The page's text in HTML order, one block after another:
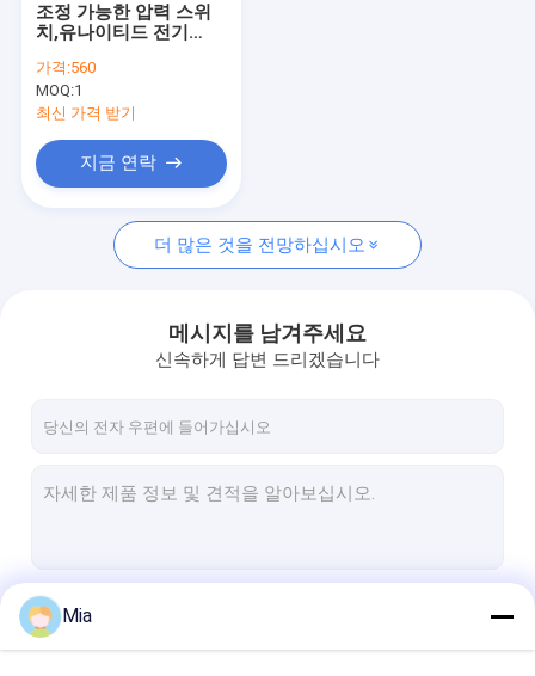
레벨 스위치를 표류시키세요
공압 밸브 포지셔너
온도 감기지 센서
솔레노이드 밸브
고정밀도 유량계
조정 가능한 압력 스위
치,유나이티드 전기
스테인리스 스틸 벨로와
함께
가격:560
MOQ:1
최신 가격 받기
지금 연락
더 많은 것을 전망하십시오
메시지를 남겨주세요
신속하게 답변 드리겠습니다
Mia